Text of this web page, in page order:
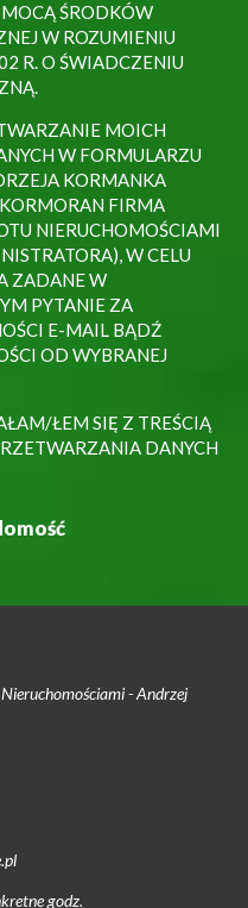
ŚRODKÓW
W ROZUMIENIU
R. O ŚWIADCZENIU
MOICH
W FORMULARZU
KORMANKA
FIRMA
NIERUCHOMOŚCIAMI
W CELU
ZADANE W
PYTANIE ZA
E-MAIL BĄDŹ
OD WYBRANEJ
ŁEM SIĘ Z TREŚCIĄ
DANYCH
- Andrzej
godz.